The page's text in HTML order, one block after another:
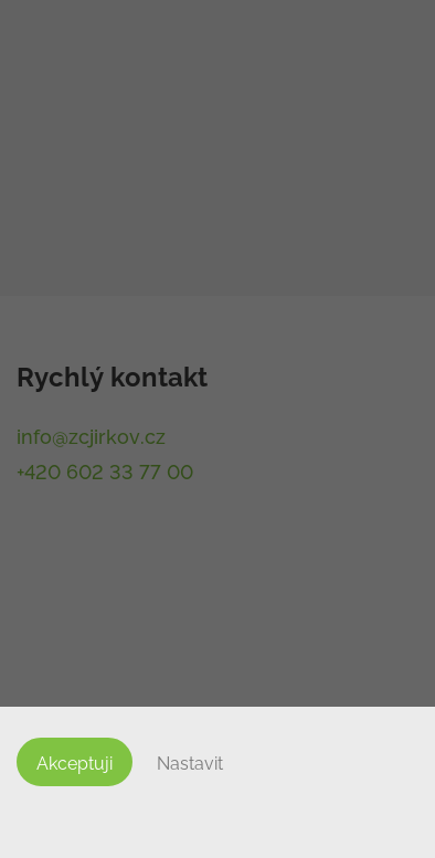
Rychlý kontakt
info@zcjirkov.cz
+420 602 33 77 00
Akceptuji Nastavit